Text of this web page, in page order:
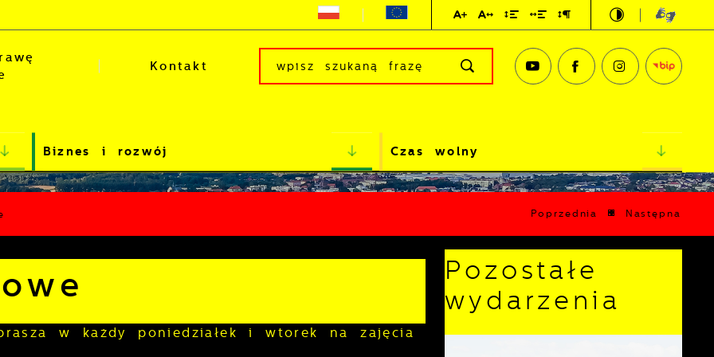
Kontakt
Biznes i rozwój Czas wolny
Poprzednia Następna
w każdy poniedziałek i wtorek na zajęcia
Pozostałe
wydarzenia